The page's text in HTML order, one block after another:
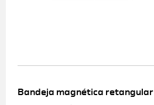
Bandeja magnética retangular